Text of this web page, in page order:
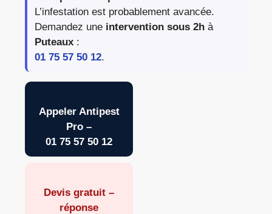
L’infestation est probablement avancée.
Demandez une intervention sous 2h à
Puteaux :
01 75 57 50 12.
Appeler Antipest
Pro –
01 75 57 50 12
Devis gratuit –
réponse